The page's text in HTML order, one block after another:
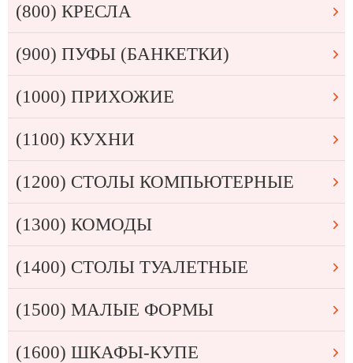
(800) КРЕСЛА
(900) ПУФЫ (БАНКЕТКИ)
(1000) ПРИХОЖИЕ
(1100) КУХНИ
(1200) СТОЛЫ КОМПЬЮТЕРНЫЕ
(1300) КОМОДЫ
(1400) СТОЛЫ ТУАЛЕТНЫЕ
(1500) МАЛЫЕ ФОРМЫ
(1600) ШКАФЫ-КУПЕ